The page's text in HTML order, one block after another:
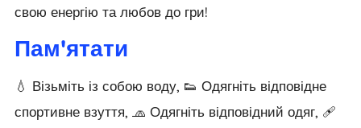
свою енергію та любов до гри!
Пам'ятати
💧 Візьміть із собою воду, 👟 Одягніть відповідне
спортивне взуття, 🧢 Одягніть відповідний одяг, 🩹